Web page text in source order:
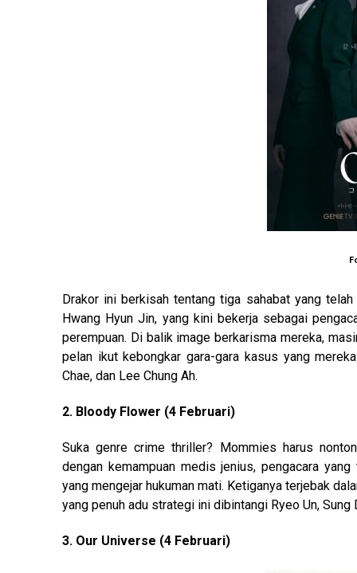
Drakor ini berkisah tentang tiga sahabat yang
Hwang Hyun Jin, yang kini bekerja sebagai
perempuan. Di balik image berkarisma mereka,
pelan ikut kebongkar gara-gara kasus yang
Chae, dan Lee Chung Ah.
2. Bloody Flower (4 Februari)
Suka genre crime thriller? Mommies harus
dengan kemampuan medis jenius, pengacara
yang mengejar hukuman mati. Ketiganya terjebak
yang penuh adu strategi ini dibintangi Ryeo Un, Sung
3. Our Universe (4 Februari)